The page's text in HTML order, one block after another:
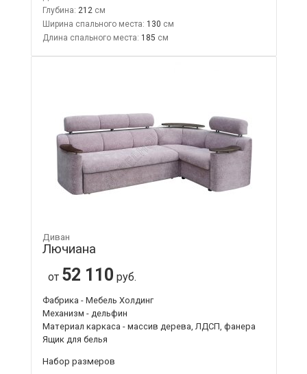
Глубина: 212
Ширина спального места: 130
Длина спального места: 185
Диван
Лючиана
от 52 110 руб.
Фабрика - Мебель Холдинг
Механизм - дельфин
Материал каркаса - массив дерева, ЛДСП, фанера
Ящик для белья
Набор размеров